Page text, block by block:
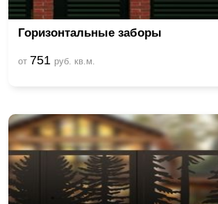
Горизонтальные заборы
от 751 руб. кв.м.